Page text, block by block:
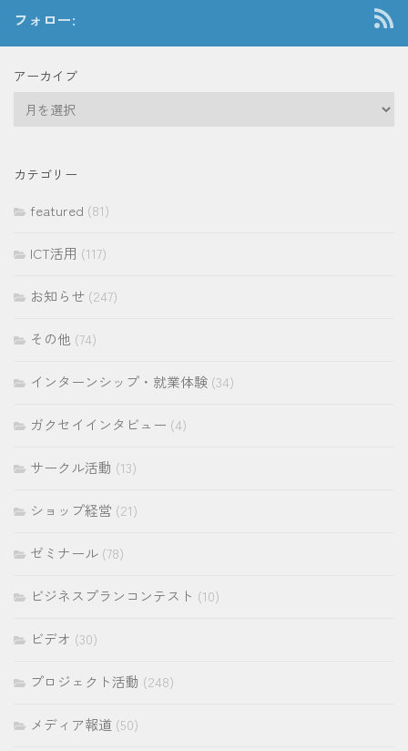
フォロー:
アーカイブ
イ
カテゴリー
featured (81)
ICT活用 (117)
お知らせ (247)
その他 (74)
インターンシップ・就業体験 (34)
ガクセイインタビュー (4)
サークル活動 (13)
ショップ経営 (21)
ゼミナール (78)
ビジネスプランコンテスト (10)
ビデオ (30)
プロジェクト活動 (248)
メディア報道 (50)